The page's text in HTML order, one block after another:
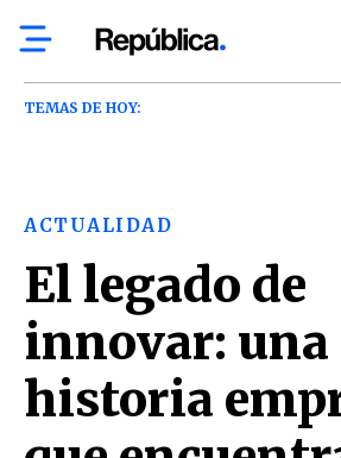
TEMAS DE HOY:
ACTUALIDAD
El legado de
innovar: una
historia